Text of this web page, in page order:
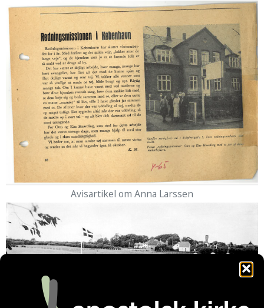
Avisartikel om Anna Larssen